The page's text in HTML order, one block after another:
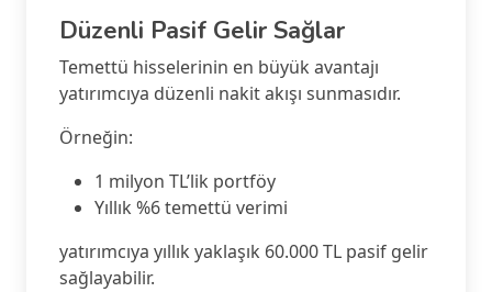
Düzenli Pasif Gelir Sağlar
Temettü hisselerinin en büyük avantajı
yatırımcıya düzenli nakit akışı sunmasıdır.
Örneğin:
1 milyon TL’lik portföy
Yıllık %6 temettü verimi
yatırımcıya yıllık yaklaşık 60.000 TL pasif gelir
sağlayabilir.